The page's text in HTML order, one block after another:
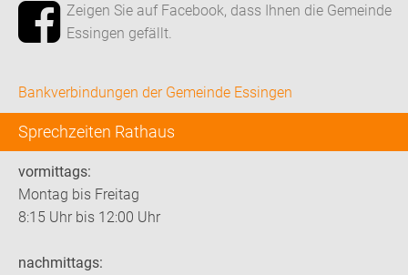
Zeigen Sie auf Facebook, dass Ihnen die Gemeinde
Essingen gefällt.
Bankverbindungen der Gemeinde Essingen
Sprechzeiten Rathaus
vormittags:
Montag bis Freitag
8:15 Uhr bis 12:00 Uhr
nachmittags: